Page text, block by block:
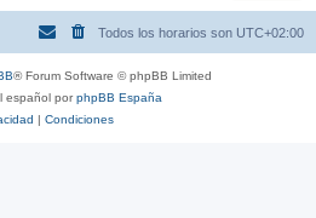
Todos los horarios son UTC+02:00
® Forum Software © phpBB Limited
español porphpBB España
| Condiciones